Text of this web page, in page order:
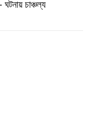
চাঞ্চল্য